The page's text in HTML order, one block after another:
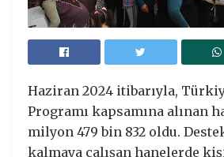
Haziran 2024 itibarıyla,
Programı kapsamına alınan
milyon 479 bin 832 oldu.
kalmaya çalışan hanelerde